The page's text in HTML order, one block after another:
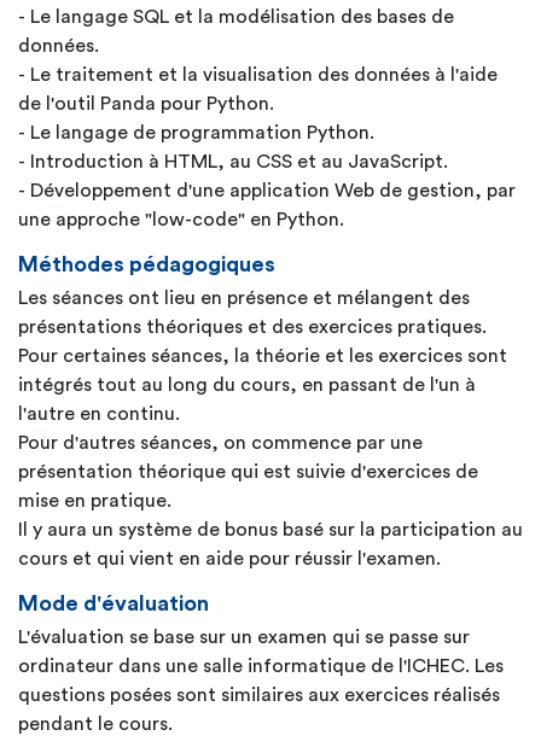
- Le langage SQL et la modélisation des bases de
données.
- Le traitement et la visualisation des données à l'aide
de l'outil Panda pour Python.
- Le langage de programmation Python.
- Introduction à HTML, au CSS et au JavaScript.
- Développement d'une application Web de gestion, par
une approche "low-code" en Python.
Méthodes pédagogiques
Les séances ont lieu en présence et mélangent des
présentations théoriques et des exercices pratiques.
Pour certaines séances, la théorie et les exercices sont
intégrés tout au long du cours, en passant de l'un à
l'autre en continu.
Pour d'autres séances, on commence par une
présentation théorique qui est suivie d'exercices de
mise en pratique.
Il y aura un système de bonus basé sur la participation au
cours et qui vient en aide pour réussir l'examen.
Mode d'évaluation
L'évaluation se base sur un examen qui se passe sur
ordinateur dans une salle informatique de l'ICHEC. Les
questions posées sont similaires aux exercices réalisés
pendant le cours.